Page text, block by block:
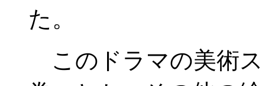
た。
このドラマの美術